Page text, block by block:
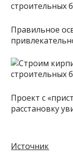
Правильное
Проект с
расстановку
Источник